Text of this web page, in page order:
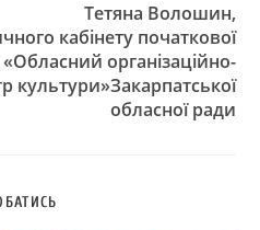
Тетяна Волошин,
кабінету початкової
організаційно-
культури»Закарпатської
обласної ради